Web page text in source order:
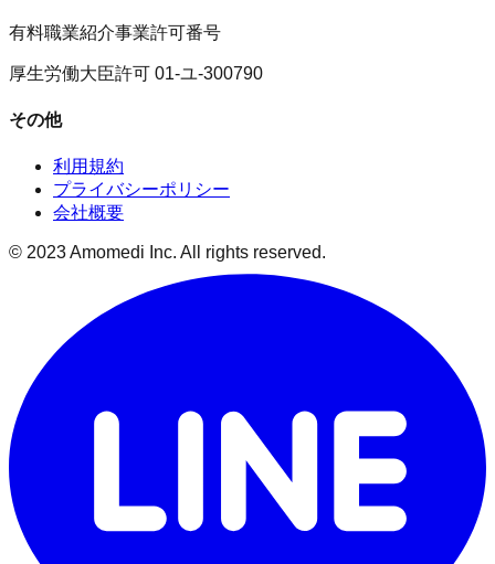
有料職業紹介事業許可番号
厚生労働大臣許可 01-ユ-300790
その他
利用規約
プライバシーポリシー
会社概要
© 2023 Amomedi Inc. All rights reserved.